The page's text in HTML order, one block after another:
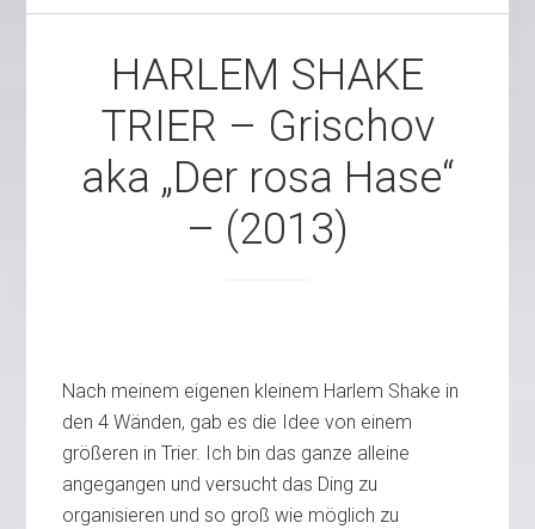
HARLEM SHAKE
TRIER – Grischov
aka „Der rosa Hase“
– (2013)
Nach meinem eigenen kleinem Harlem Shake in
den 4 Wänden, gab es die Idee von einem
größeren in Trier. Ich bin das ganze alleine
angegangen und versucht das Ding zu
organisieren und so groß wie möglich zu